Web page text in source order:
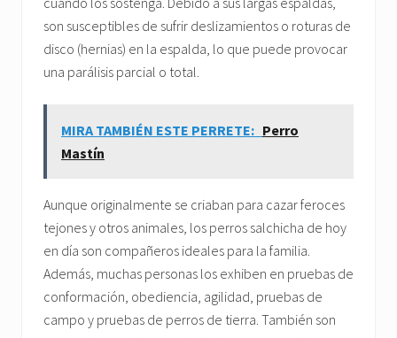
son susceptibles de sufrir deslizamientos o roturas de
disco (hernias) en la espalda, lo que puede provocar
una parálisis parcial o total.
MIRA TAMBIÉN ESTE PERRETE: Perro
Mastín
Aunque originalmente se criaban para cazar feroces
tejones y otros animales, los perros salchicha de hoy
en día son compañeros ideales para la familia.
Además, muchas personas los exhiben en pruebas de
conformación, obediencia, agilidad, pruebas de
campo y pruebas de perros de tierra. También son